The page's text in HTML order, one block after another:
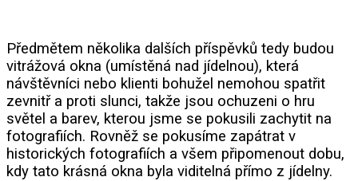
Předmětem několika dalších příspěvků tedy budou
vitrážová okna (umístěná nad jídelnou), která
návštěvníci nebo klienti bohužel nemohou spatřit
zevnitř a proti slunci, takže jsou ochuzeni o hru
světel a barev, kterou jsme se pokusili zachytit na
fotografiích. Rovněž se pokusíme zapátrat v
historických fotografiích a všem připomenout dobu,
kdy tato krásná okna byla viditelná přímo z jídelny.